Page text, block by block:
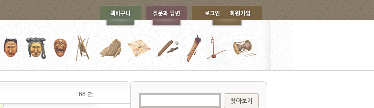
166 건